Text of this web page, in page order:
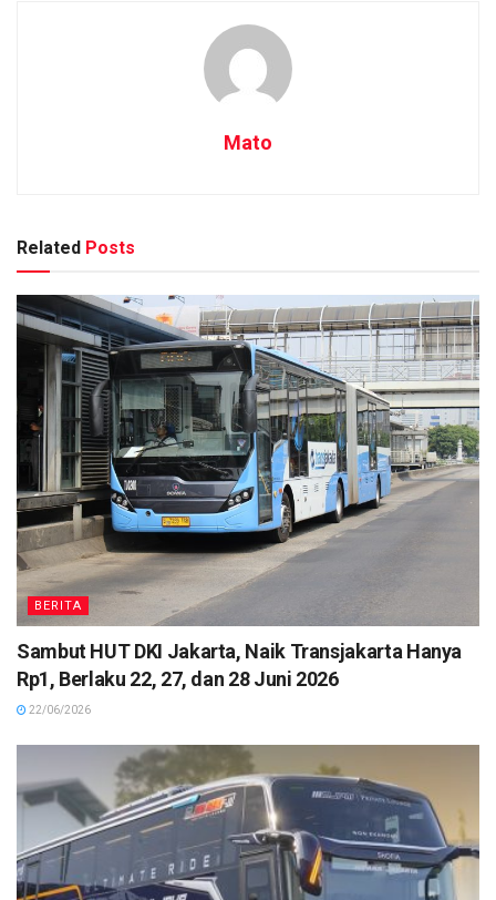
Mato
Related Posts
BERITA
Sambut HUT DKI Jakarta, Naik Transjakarta Hanya
Rp1, Berlaku 22, 27, dan 28 Juni 2026
22/06/2026